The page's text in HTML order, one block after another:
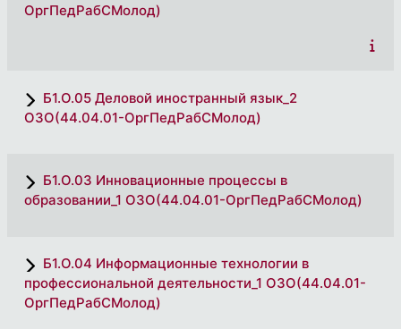
ОргПедРабСМолод)
Б1.О.05 Деловой иностранный язык_2
ОЗО(44.04.01-ОргПедРабСМолод)
Б1.О.03 Инновационные процессы в
образовании_1 ОЗО(44.04.01-ОргПедРабСМолод)
Б1.О.04 Информационные технологии в
профессиональной деятельности_1 ОЗО(44.04.01-
ОргПедРабСМолод)